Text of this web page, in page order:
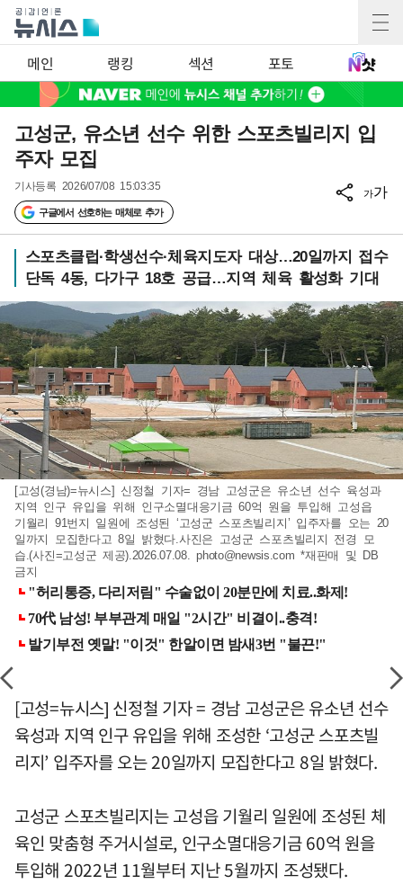
메인 랭킹 섹션 포토
고성군, 유소년 선수 위한 스포츠빌리지 입
주자 모집
기사등록 2026/07/08 15:03:35
구글에서 선호하는 매체로 추가
가가
스포츠클럽·학생선수·체육지도자 대상…20일까지 접수
단독 4동, 다가구 18호 공급…지역 체육 활성화 기대
[고성(경남)=뉴시스] 신정철 기자= 경남 고성군은 유소년 선수 육성과
지역 인구 유입을 위해 인구소멸대응기금 60억 원을 투입해 고성읍
기월리 91번지 일원에 조성된 ‘고성군 스포츠빌리지’ 입주자를 오는 20
일까지 모집한다고 8일 밝혔다.사진은 고성군 스포츠빌리지 전경 모
습.(사진=고성군 제공).2026.07.08.photo@newsis.com *재판매 및 DB
금지
[고성=뉴시스] 신정철 기자 = 경남 고성군은 유소년 선수
육성과 지역 인구 유입을 위해 조성한 ‘고성군 스포츠빌
리지’ 입주자를 오는 20일까지 모집한다고 8일 밝혔다.
고성군 스포츠빌리지는 고성읍 기월리 일원에 조성된 체
육인 맞춤형 주거시설로, 인구소멸대응기금 60억 원을
투입해 2022년 11월부터 지난 5월까지 조성됐다.